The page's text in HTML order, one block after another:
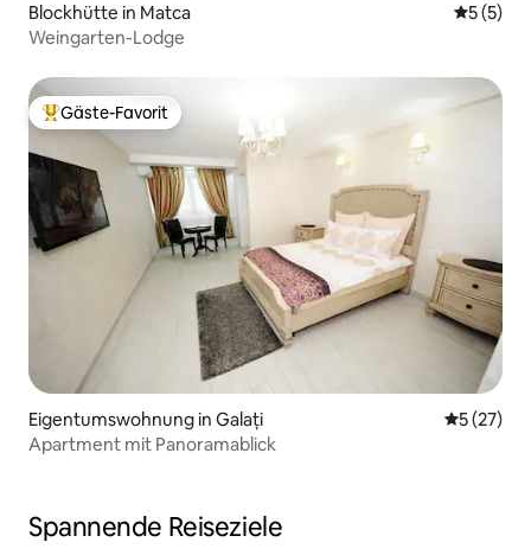
Blockhütte in Matca
5 (5)
Weingarten-Lodge
Beliebter Gäste-Favorit.
Gäste-Favorit
Eigentumswohnung in Galați
5 (27)
Apartment mit Panoramablick
Spannende Reiseziele